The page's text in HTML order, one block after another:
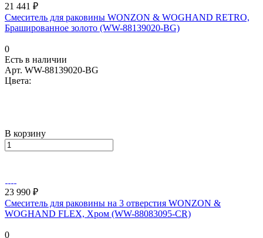
21 441 ₽
Смеситель для раковины WONZON & WOGHAND RETRO,
Брашированное золото (WW-88139020-BG)
0
Есть в наличии
Арт. WW-88139020-BG
Цвета:
В корзину
23 990 ₽
Смеситель для раковины на 3 отверстия WONZON &
WOGHAND FLEX, Хром (WW-88083095-CR)
0